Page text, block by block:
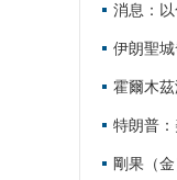
消息：
伊朗聖
霍爾木
特朗普
剛果（